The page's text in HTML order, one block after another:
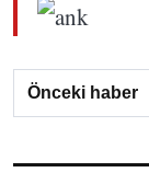
Önceki haber